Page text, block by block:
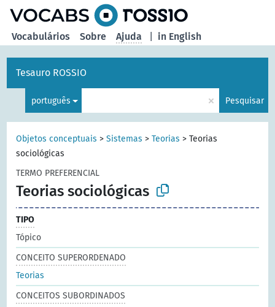
in English
Vocabulários Sobre Ajuda
Tesauro ROSSIO
português × Pesquisar
Objetos conceptuais >Sistemas >Teorias >Teorias
sociológicas
TERMO PREFERENCIAL
Teorias sociológicas
TIPO
Tópico
CONCEITO SUPERORDENADO
Teorias
CONCEITOS SUBORDINADOS